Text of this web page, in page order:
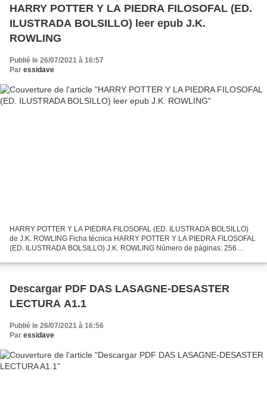
HARRY POTTER Y LA PIEDRA FILOSOFAL (ED.
ILUSTRADA BOLSILLO) leer epub J.K.
ROWLING
Publié le 26/07/2021 à 16:57
Par essidave
HARRY POTTER Y LA PIEDRA FILOSOFAL (ED. ILUSTRADA BOLSILLO)
de J.K. ROWLING Ficha técnica HARRY POTTER Y LA PIEDRA FILOSOFAL
(ED. ILUSTRADA BOLSILLO) J.K. ROWLING Número de páginas: 256
9788498389395...
Descargar PDF DAS LASAGNE-DESASTER
LECTURA A1.1
Publié le 26/07/2021 à 16:56
Par essidave